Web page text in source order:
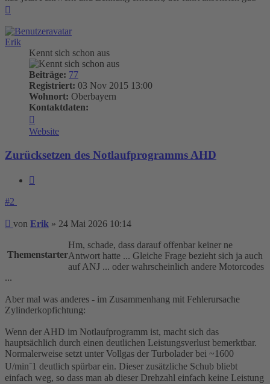
Erik
Kennt sich schon aus
Beiträge: 77
Registriert: 03 Nov 2015 13:00
Wohnort: Oberbayern
Kontaktdaten:
von
Erik
Website
Zurücksetzen des Notlaufprogramms AHD
#2
Beitrag
von Erik » 24 Mai 2026 10:14
Themenstarter
Hm, schade, dass darauf offenbar keiner ne
Antwort hatte ... Gleiche Frage bezieht sich ja auch
auf ANJ ... oder wahrscheinlich andere Motorcodes
...
Aber mal was anderes - im Zusammenhang mit Fehlerursache
Zylinderkopfichtung:
Wenn der AHD im Notlaufprogramm ist, macht sich das
hauptsächlich durch einen deutlichen Leistungsverlust bemerktbar.
Normalerweise setzt unter Vollgas der Turbolader bei ~1600
U/min⁻1 deutlich spürbar ein. Dieser zusätzliche Schub bliebt
einfach weg, so dass man ab dieser Drehzahl einfach keine Leistung